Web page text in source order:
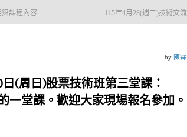
課程內容 115年4月28(週二)技術交流
by 陳霖
(周日)股票技術班第三堂課：
一堂課。歡迎大家現場報名參加。